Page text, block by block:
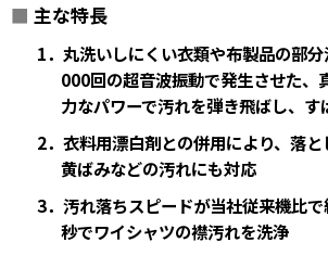
■ 主な特長
1．丸洗いしにくい衣類や布製品の部
000回の超音波振動で発生させた、
力なパワーで汚れを弾き飛ばし、す
2．衣料用漂白剤との併用により、落
黄ばみなどの汚れにも対応
3．汚れ落ちスピードが当社従来機比
秒でワイシャツの襟汚れを洗浄